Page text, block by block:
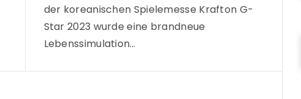
der koreanischen Spielemesse Krafton G-
Star 2023 wurde eine brandneue
Lebenssimulation…